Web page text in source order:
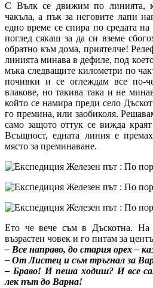
С Вълк се движим по линията,
чакъла, а пък за неговите лапи
едно време се спира по средата
поглед сякаш за да си вземе
обратно към дома, приятелче!
линията минава в дефиле, под
мъка следващите километри по
почивки и се оглеждам все по-
влакове, но такива така и не
който се намира преди село
го премина, или заобиколя.
само защото оттук се вижда
Всъщност, едната линия е
място за преминаване.
Ето че вече съм в Дъскотна. На
възрастен човек и го питам за
– Все направо, до стария орех –
– От Листец и съм тръгнал за
– Браво! И пеша ходиш? И все
лек път до Варна!